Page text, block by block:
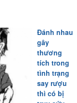
Đánh nhau
gây
thương
tích trong
tình trạng
say rượu
thì có bị